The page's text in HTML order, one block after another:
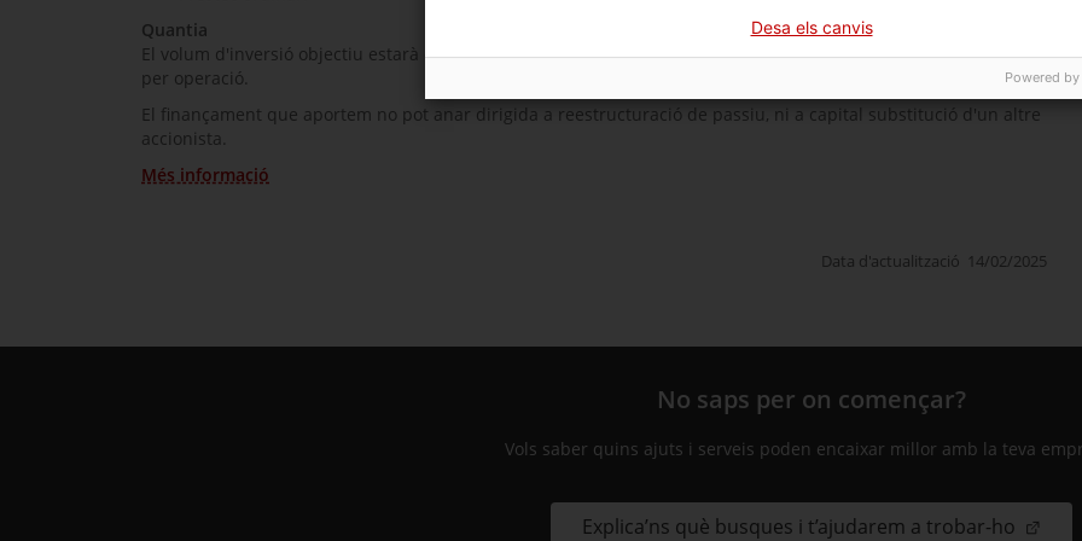
Quantia
El volum d'inversió objectiu estarà comprès entre 500.000 € i 6.000.000 €, amb un tiquet mitjà de 2.000.000 €
per operació.
El finançament que aportem no pot anar dirigida a reestructuració de passiu, ni a capital substitució d'un altre
accionista.
Més informació
Data d'actualització 14/02/2025
No saps per on començar?
Vols saber quins ajuts i serveis poden encaixar millor amb la teva
Explica’ns què busques i t’ajudarem a trobar-ho
Desa els canvis
Powered by